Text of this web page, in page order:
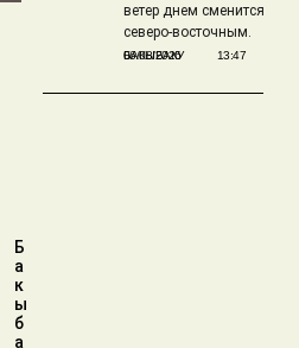
Б
а
к
ы
б
а
ветер днем сменится
северо-восточным.
БАКЫБАКУ
06/08/2026 13:47